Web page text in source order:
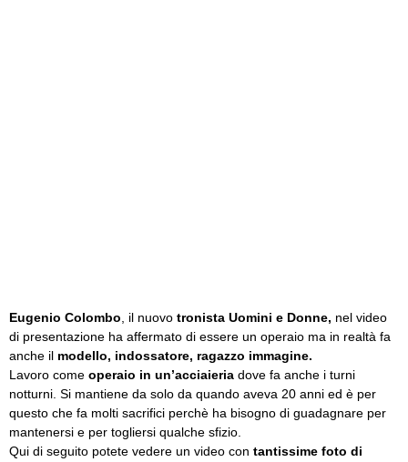
Eugenio Colombo , il nuovo tronista Uomini e Donne, nel video
di presentazione ha affermato di essere un operaio ma in realtà fa
anche il modello, indossatore, ragazzo immagine.
Lavoro come operaio in un’acciaieria dove fa anche i turni
notturni. Si mantiene da solo da quando aveva 20 anni ed è per
questo che fa molti sacrifici perchè ha bisogno di guadagnare per
mantenersi e per togliersi qualche sfizio.
Qui di seguito potete vedere un video con tantissime foto di